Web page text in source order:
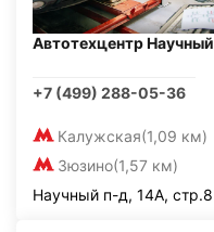
Автотехцентр Научный
+7 (499) 288-05-36
Калужская(1,09 км)
Зюзино(1,57 км)
Научный п-д, 14А, стр.8